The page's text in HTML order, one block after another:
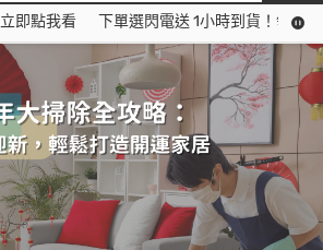
點我看
即點我看 下單選閃電送 1小時到貨！領神
1 item(s) found